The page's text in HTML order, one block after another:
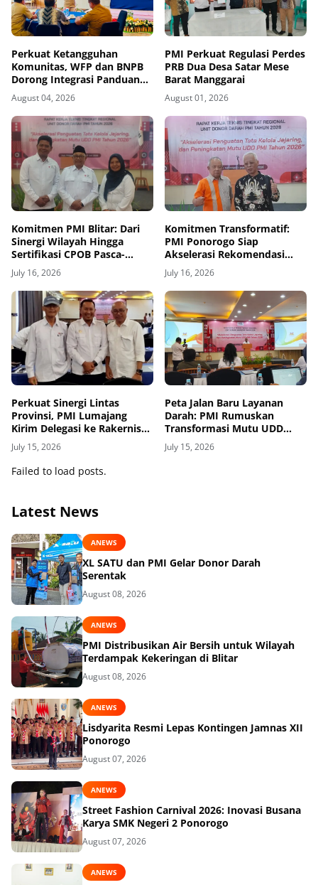
Perkuat Ketangguhan
Komunitas, WFP dan BNPB
Dorong Integrasi Panduan
AMPD dalam Pendekatan
Destana
August 04, 2026
PMI Perkuat Regulasi Perdes
PRB Dua Desa Satar Mese
Barat Manggarai
August 01, 2026
Komitmen PMI Blitar: Dari
Sinergi Wilayah Hingga
Sertifikasi CPOB Pasca-
Rakernis UDD Regional IV di
Labuan Bajo
July 16, 2026
Komitmen Transformatif:
PMI Ponorogo Siap
Akselerasi Rekomendasi
Strategis Hasil Rakernis UDD
Regional IV di Labuan Bajo
July 16, 2026
Perkuat Sinergi Lintas
Provinsi, PMI Lumajang
Kirim Delegasi ke Rakernis
UDD Regional IV di Labuan
Bajo
July 15, 2026
Peta Jalan Baru Layanan
Darah: PMI Rumuskan
Transformasi Mutu UDD
Regional IV di Labuan Bajo
July 15, 2026
Failed to load posts.
Latest News
ANEWS
XL SATU dan PMI Gelar Donor Darah
Serentak
August 08, 2026
ANEWS
PMI Distribusikan Air Bersih untuk Wilayah
Terdampak Kekeringan di Blitar
August 08, 2026
ANEWS
Lisdyarita Resmi Lepas Kontingen Jamnas XII
Ponorogo
August 07, 2026
ANEWS
Street Fashion Carnival 2026: Inovasi Busana
Karya SMK Negeri 2 Ponorogo
August 07, 2026
ANEWS